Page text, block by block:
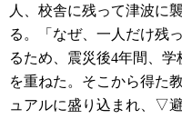
人、校舎に残って津波に
る。「なぜ、一人だけ残
るため、震災後4年間、
を重ねた。そこから得た
ュアルに盛り込まれ、▽